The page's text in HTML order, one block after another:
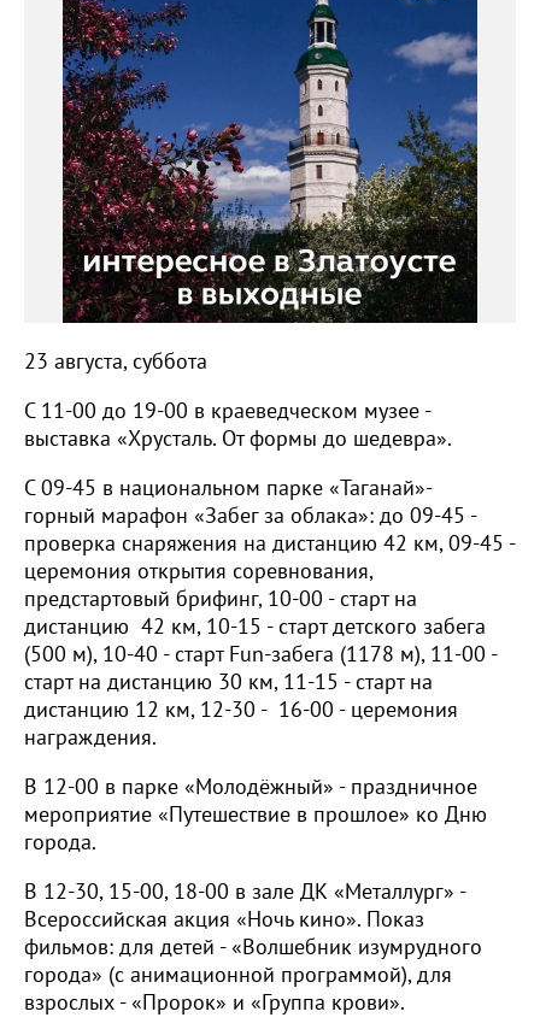
23 августа, суббота
С 11-00 до 19-00 в краеведческом музее -
выставка «Хрусталь. От формы до шедевра».
С 09-45 в национальном парке «Таганай»-
горный марафон «Забег за облака»: до 09-45 -
проверка снаряжения на дистанцию 42 км, 09-45 -
церемония открытия соревнования,
предстартовый брифинг, 10-00 - старт на
дистанцию 42 км, 10-15 - старт детского забега
(500 м), 10-40 - старт Fun-забега (1178 м), 11-00 -
старт на дистанцию 30 км, 11-15 - старт на
дистанцию 12 км, 12-30 - 16-00 - церемония
награждения.
В 12-00 в парке «Молодёжный» - праздничное
мероприятие «Путешествие в прошлое» ко Дню
города.
В 12-30, 15-00, 18-00 в зале ДК «Металлург» -
Всероссийская акция «Ночь кино». Показ
фильмов: для детей - «Волшебник изумрудного
города» (с анимационной программой), для
взрослых - «Пророк» и «Группа крови».